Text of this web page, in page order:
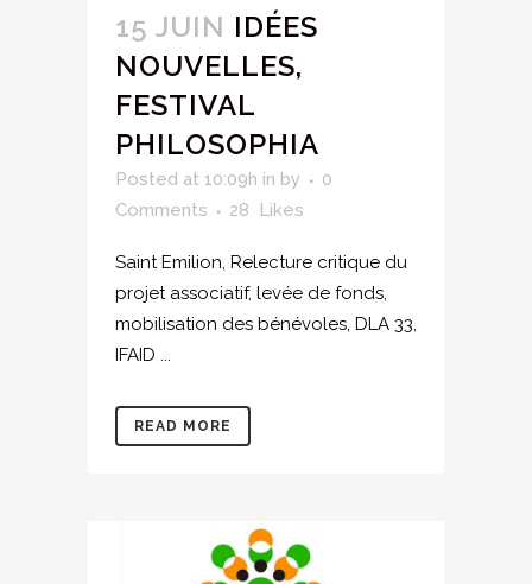
15 JUIN IDÉES
NOUVELLES,
FESTIVAL
PHILOSOPHIA
Posted at 10:09h in by
0
Comments
28 Likes
Saint Emilion, Relecture critique du
projet associatif, levée de fonds,
mobilisation des bénévoles, DLA 33,
IFAID ...
READ MORE